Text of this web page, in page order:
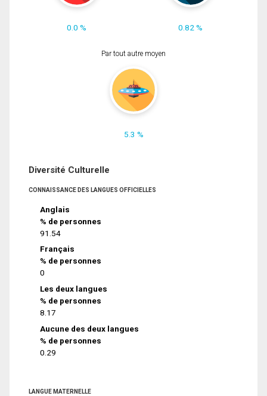
0.0 % 0.82 %
Par tout autre moyen
5.3 %
Diversité Culturelle
CONNAISSANCE DES LANGUES OFFICIELLES
Anglais
% de personnes
91.54
Français
% de personnes
0
Les deux langues
% de personnes
8.17
Aucune des deux langues
% de personnes
0.29
LANGUE MATERNELLE